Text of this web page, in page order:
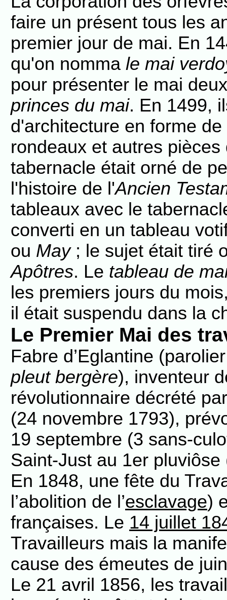
faire un présent tous les
premier jour de mai. En
qu'on nomma le mai
pour présenter le mai
princes du mai. En 1499,
d'architecture en forme
rondeaux et autres
tabernacle était orné de
l'histoire de l'Ancien
tableaux avec le
converti en un tableau
ou May; le sujet était tiré
Apôtres. Le tableau de
les premiers jours du
il était suspendu dans la
Le Premier Mai des
Fabre d’Eglantine
pleut bergère), inventeur
révolutionnaire décrété
(24 novembre 1793),
19 septembre (3 sans-
Saint-Just au 1er pluviôse
En 1848, une fête du
l’abolition de l’esclavage)
françaises. Le 14 juillet
Travailleurs mais la
cause des émeutes de
Le 21 avril 1856, les